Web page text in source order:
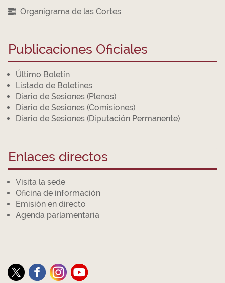
Organigrama de las Cortes
Publicaciones Oficiales
Último Boletín
Listado de Boletines
Diario de Sesiones (Plenos)
Diario de Sesiones (Comisiones)
Diario de Sesiones (Diputación Permanente)
Enlaces directos
Visita la sede
Oficina de información
Emisión en directo
Agenda parlamentaria